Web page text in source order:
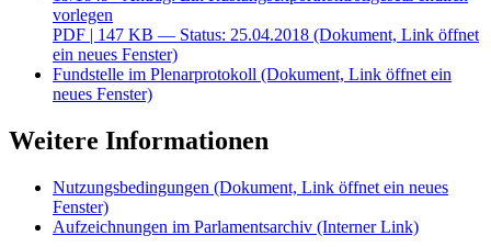
vorlegen
PDF | 147 KB — Status: 25.04.2018 (Dokument, Link öffnet
ein neues Fenster)
Fundstelle im Plenarprotokoll (Dokument, Link öffnet ein
neues Fenster)
Weitere Informationen
Nutzungsbedingungen (Dokument, Link öffnet ein neues
Fenster)
Aufzeichnungen im Parlamentsarchiv (Interner Link)